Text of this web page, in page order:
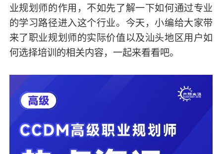
业规划师的作用，不如先了解一下如何通过专业
的学习路径进入这个行业。今天，小编给大家带
来了职业规划师的实际价值以及汕头地区用户如
何选择培训的相关内容，一起来看看吧。